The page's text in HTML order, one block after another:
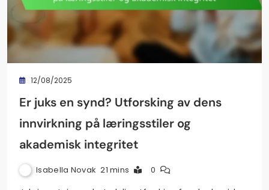
12/08/2025
Er juks en synd? Utforsking av dens
innvirkning på læringsstiler og
akademisk integritet
Isabella Novak 21 mins 0